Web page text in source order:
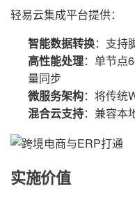
轻易云集成平台提供：
智能数据转换：支持
高性能处理：单节点
量同步
微服务架构：将传统
混合云支持：兼容本
实施价值